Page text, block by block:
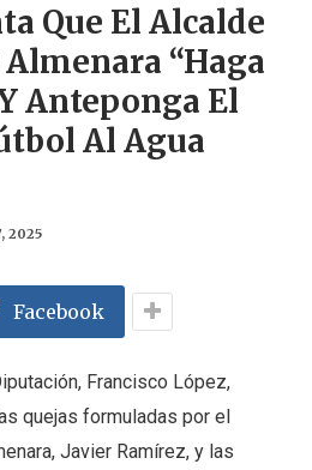
Que El Alcalde
Almenara “haga
Anteponga El
Al Agua
2025
Facebook
Francisco López,
quejas formuladas por el
Javier Ramírez, y las